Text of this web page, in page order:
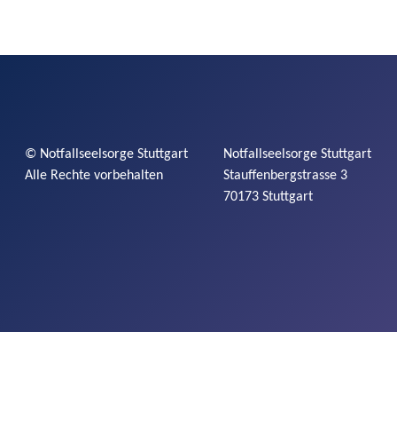
© Notfallseelsorge Stuttgart
Alle Rechte vorbehalten
Notfallseelsorge Stuttgart
Stauffenbergstrasse 3
70173 Stuttgart